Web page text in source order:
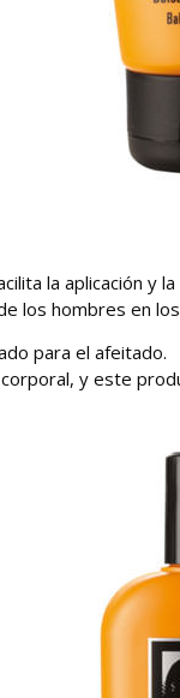
la aplicación y
los hombres en
para el afeitado.
y este